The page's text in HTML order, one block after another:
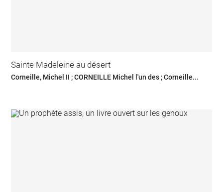
Sainte Madeleine au désert
Corneille, Michel II ; CORNEILLE Michel l'un des ; Corneille...